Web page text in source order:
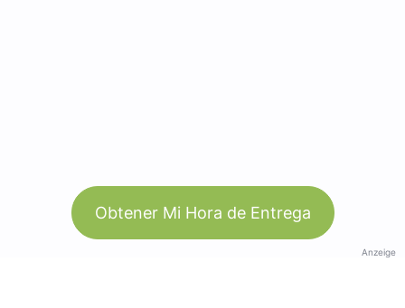
Obtener Mi Hora de Entrega
Anzeige